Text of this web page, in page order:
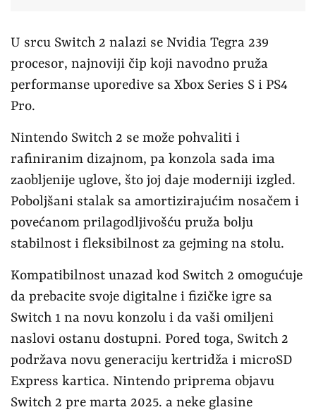
U srcu Switch 2 nalazi se Nvidia Tegra 239
procesor, najnoviji čip koji navodno pruža
performanse uporedive sa Xbox Series S i PS4
Pro.
Nintendo Switch 2 se može pohvaliti i
rafiniranim dizajnom, pa konzola sada ima
zaobljenije uglove, što joj daje moderniji izgled.
Poboljšani stalak sa amortizirajućim nosačem i
povećanom prilagodljivošću pruža bolju
stabilnost i fleksibilnost za gejming na stolu.
Kompatibilnost unazad kod Switch 2 omogućuje
da prebacite svoje digitalne i fizičke igre sa
Switch 1 na novu konzolu i da vaši omiljeni
naslovi ostanu dostupni. Pored toga, Switch 2
podržava novu generaciju kertridža i microSD
Express kartica. Nintendo priprema objavu
Switch 2 pre marta 2025. a neke glasine